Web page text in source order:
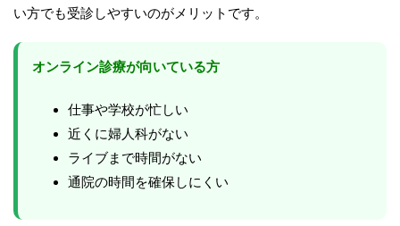
い方でも受診しやすいのがメリットです。
オンライン診療が向いている方
仕事や学校が忙しい
近くに婦人科がない
ライブまで時間がない
通院の時間を確保しにくい